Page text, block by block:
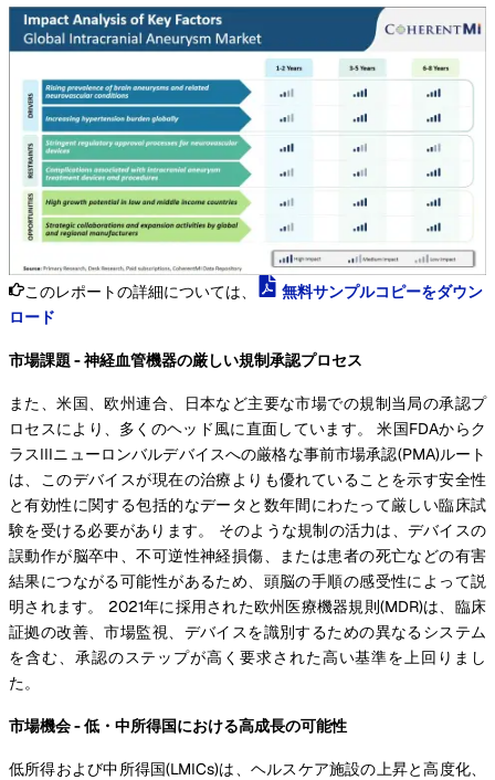
このレポートの詳細については、
無料サンプルコピーをダウン
ロード
市場課題 - 神経血管機器の厳しい規制承認プロセス
また、米国、欧州連合、日本など主要な市場での規制当局の承認プ
ロセスにより、多くのヘッド風に直面しています。 米国FDAからク
ラスIIIニューロンバルデバイスへの厳格な事前市場承認(PMA)ルート
は、このデバイスが現在の治療よりも優れていることを示す安全性
と有効性に関する包括的なデータと数年間にわたって厳しい臨床試
験を受ける必要があります。 そのような規制の活力は、デバイスの
誤動作が脳卒中、不可逆性神経損傷、または患者の死亡などの有害
結果につながる可能性があるため、頭脳の手順の感受性によって説
明されます。 2021年に採用された欧州医療機器規則(MDR)は、臨床
証拠の改善、市場監視、デバイスを識別するための異なるシステム
を含む、承認のステップが高く要求された高い基準を上回りまし
た。
市場機会 - 低・中所得国における高成長の可能性
低所得および中所得国(LMICs)は、ヘルスケア施設の上昇と高度化、